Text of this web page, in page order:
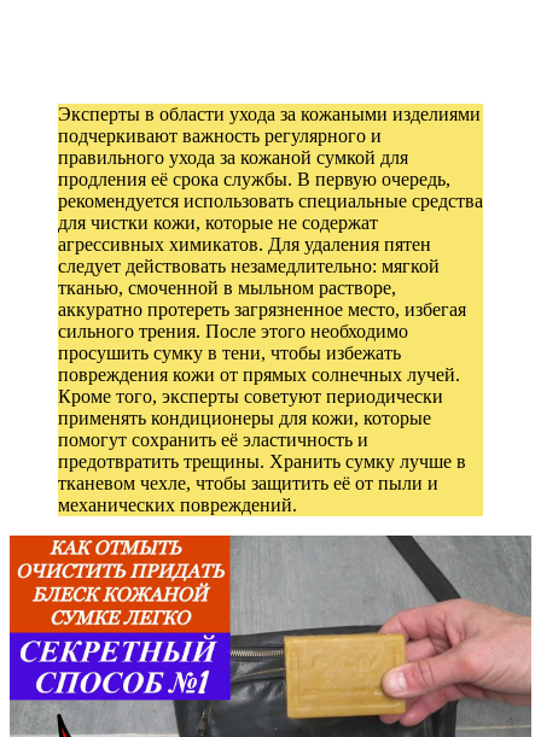
Эксперты в области ухода за кожаными изделиями
подчеркивают важность регулярного и
правильного ухода за кожаной сумкой для
продления её срока службы. В первую очередь,
рекомендуется использовать специальные средства
для чистки кожи, которые не содержат
агрессивных химикатов. Для удаления пятен
следует действовать незамедлительно: мягкой
тканью, смоченной в мыльном растворе,
аккуратно протереть загрязненное место, избегая
сильного трения. После этого необходимо
просушить сумку в тени, чтобы избежать
повреждения кожи от прямых солнечных лучей.
Кроме того, эксперты советуют периодически
применять кондиционеры для кожи, которые
помогут сохранить её эластичность и
предотвратить трещины. Хранить сумку лучше в
тканевом чехле, чтобы защитить её от пыли и
механических повреждений.